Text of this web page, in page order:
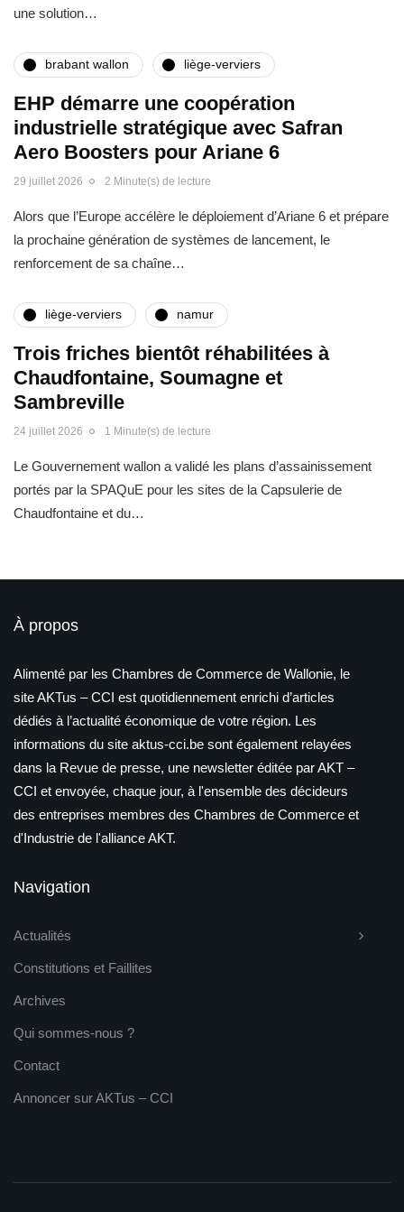
une solution…
brabant wallon liège-verviers
EHP démarre une coopération
industrielle stratégique avec Safran
Aero Boosters pour Ariane 6
29 juillet 2026 2 Minute(s) de lecture
Alors que l’Europe accélère le déploiement d’Ariane 6 et prépare
la prochaine génération de systèmes de lancement, le
renforcement de sa chaîne…
liège-verviers namur
Trois friches bientôt réhabilitées à
Chaudfontaine, Soumagne et
Sambreville
24 juillet 2026 1 Minute(s) de lecture
Le Gouvernement wallon a validé les plans d’assainissement
portés par la SPAQuE pour les sites de la Capsulerie de
Chaudfontaine et du…
À propos
Alimenté par les Chambres de Commerce de Wallonie, le
site AKTus – CCI est quotidiennement enrichi d’articles
dédiés à l’actualité économique de votre région. Les
informations du site aktus-cci.be sont également relayées
dans la Revue de presse, une newsletter éditée par AKT –
CCI et envoyée, chaque jour, à l'ensemble des décideurs
des entreprises membres des Chambres de Commerce et
d'Industrie de l'alliance AKT.
Navigation
Actualités
Constitutions et Faillites
Archives
Qui sommes-nous ?
Contact
Annoncer sur AKTus – CCI